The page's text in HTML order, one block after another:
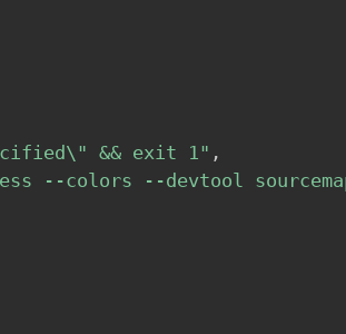
&& exit 1" ,
--colors --devtool